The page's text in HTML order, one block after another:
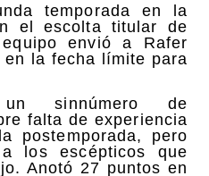
temporada en la
el escolta titular de
envió a Rafer
la fecha límite para
sinnúmero de
falta de experiencia
postemporada, pero
los escépticos que
Anotó 27 puntos en